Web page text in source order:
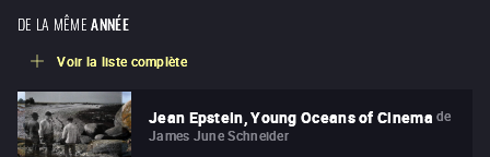
DE LA MÊME ANNÉE
Voir la liste complète
Jean Epstein, Young Oceans of Cinema de
James June Schneider